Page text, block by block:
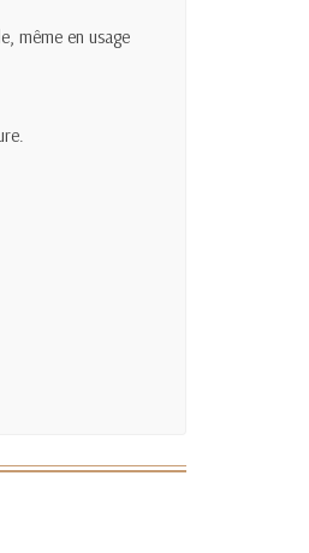
même en usage